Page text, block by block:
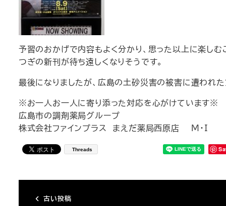
予習のおかげで内容もよく分かり、思った以上に楽しむ
つぎの新刊が待ち遠しくなりそうです。
最後になりましたが、広島の土砂災害の被害に遭われ
※お一人お一人に寄り添った対応を心がけています※
広島市の調剤薬局グループ
株式会社ファインプラス まえだ薬局西原店 M･I
Threads
古い投稿